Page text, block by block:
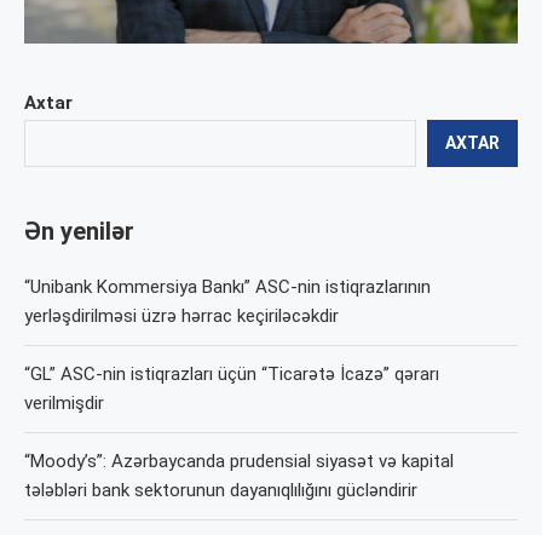
Axtar
AXTAR
Ən yenilər
“Unibank Kommersiya Bankı” ASC-nin istiqrazlarının
yerləşdirilməsi üzrə hərrac keçiriləcəkdir
“GL” ASC-nin istiqrazları üçün “Ticarətə İcazə” qərarı
verilmişdir
“Moody’s”: Azərbaycanda prudensial siyasət və kapital
tələbləri bank sektorunun dayanıqlılığını gücləndirir